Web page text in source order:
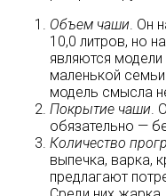
Объем чаши . Он
10,0 литров, но
являются
маленькой
модель смысла
Покрытие чаши .
обязательно —
Количество
выпечка, варка,
предлагают